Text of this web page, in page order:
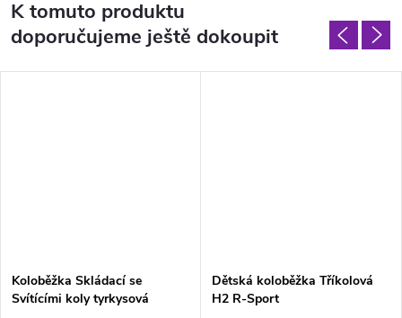
K tomuto produktu
doporučujeme ještě dokoupit
Koloběžka Skládací se
Svítícími koly tyrkysová
Dětská koloběžka Tříkolová
H2 R-Sport